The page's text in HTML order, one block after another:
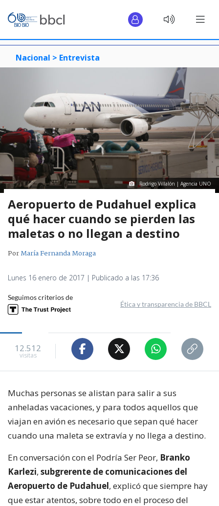
Nacional > Entrevista
Rodrigo Villalón | Agencia UNO
Aeropuerto de Pudahuel explica
qué hacer cuando se pierden las
maletas o no llegan a destino
PorMaría Fernanda Moraga
Lunes 16 enero de 2017 | Publicado a las 17:36
Seguimos criterios de
Ética y transparencia de BBCL
12.512
visitas
Muchas personas se alistan para salir a sus
anheladas vacaciones, y para todos aquellos que
viajan en avión es necesario que sepan qué hacer
cuando una maleta se extravía y no llega a destino.
En conversación con el Podría Ser Peor, Branko
Karlezi, subgrerente de comunicaciones del
Aeropuerto de Pudahuel, explicó que siempre hay
que estar atentos, sobre todo en el proceso del